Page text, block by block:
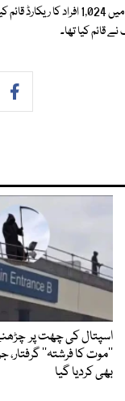
قائم کیا تھا۔
اسپتال کی چھت پر
’’موت کا فرشتہ‘‘ گرفتار،
بھی کردیا گیا